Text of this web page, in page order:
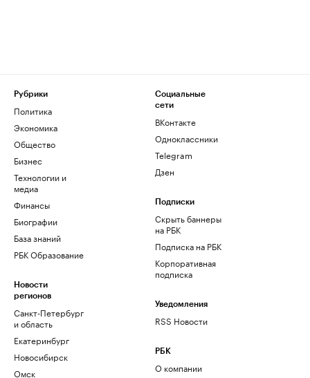
Рубрики
Политика
Экономика
Общество
Бизнес
Технологии и
медиа
Финансы
Биографии
База знаний
РБК Образование
Новости
регионов
Санкт-Петербург
и область
Екатеринбург
Новосибирск
Омск
Социальные
сети
ВКонтакте
Одноклассники
Telegram
Дзен
Подписки
Скрыть баннеры
на РБК
Подписка на РБК
Корпоративная
подписка
Уведомления
RSS Новости
РБК
О компании